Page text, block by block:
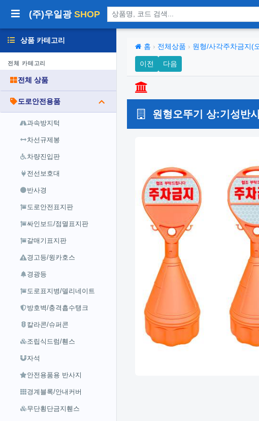
(주)우일광 SHOP 상품 검색
상품 카테고리
전체 카테고리
전체 상품
도로안전용품
과속방지턱
차선규제봉
차량진입판
전선보호대
반사경
도로안전표지판
싸인보드/점멸표지판
갈매기표지판
경고등/윙카호스
경광등
도로표지병/델리네이트
방호벽/충격흡수탱크
칼라콘/슈퍼콘
조립식드럼/휀스
자석
안전용품용 반사지
경계블록/안내커버
무단횡단금지휀스
홈 › 전체상품 › 원형/사각주차금지(
이전 다음
원형오뚜기 상:기성반